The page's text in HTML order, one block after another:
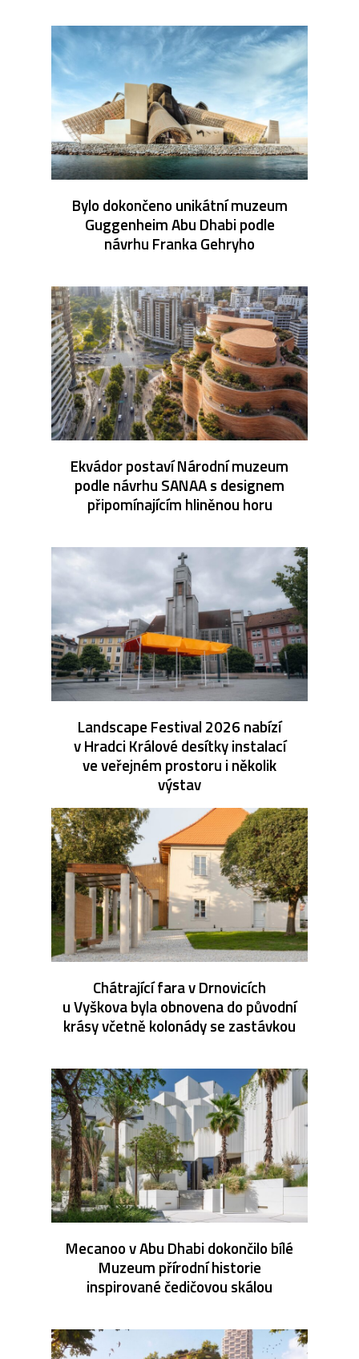
Bylo dokončeno unikátní muzeum
Guggenheim Abu Dhabi podle
návrhu Franka Gehryho
Ekvádor postaví Národní muzeum
podle návrhu SANAA s designem
připomínajícím hliněnou horu
Landscape Festival 2026 nabízí
v Hradci Králové desítky instalací
ve veřejném prostoru i několik
výstav
Chátrající fara v Drnovicích
u Vyškova byla obnovena do původní
krásy včetně kolonády se zastávkou
Mecanoo v Abu Dhabi dokončilo bílé
Muzeum přírodní historie
inspirované čedičovou skálou